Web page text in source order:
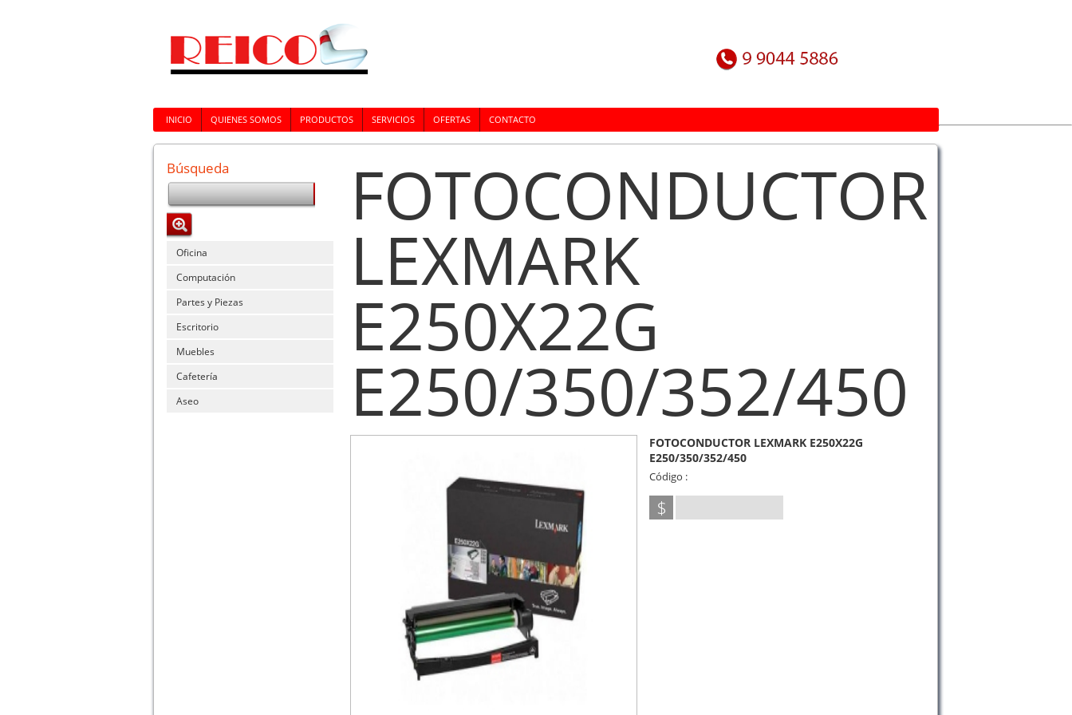
INICIO QUIENES SOMOS PRODUCTOS SERVICIOS OFERTAS CONTACTO
Búsqueda
Oficina
Computación
Partes y Piezas
Escritorio
Muebles
Cafetería
Aseo
FOTOCONDUCTOR
LEXMARK
E250X22G
E250/350/352/450
FOTOCONDUCTOR LEXMARK E250X22G
E250/350/352/450
Código :
$